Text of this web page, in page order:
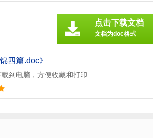
四篇.doc》
到电脑，方便收藏和打印
点击下载文档
文档为doc格式